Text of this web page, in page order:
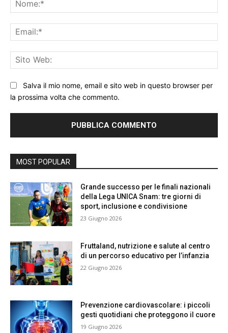
Salva il mio nome, email e sito web in questo browser per
la prossima volta che commento.
MOST POPULAR
Grande successo per le finali nazionali
della Lega UNICA Snam: tre giorni di
sport, inclusione e condivisione
23 Giugno 2026
Fruttaland, nutrizione e salute al centro
di un percorso educativo per l’infanzia
22 Giugno 2026
Prevenzione cardiovascolare: i piccoli
gesti quotidiani che proteggono il cuore
19 Giugno 2026